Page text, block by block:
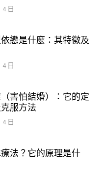
4 日
戀是什麼：其特徵及
4 日
害怕結婚）：它的定
服方法
4 日
法？它的原理是什